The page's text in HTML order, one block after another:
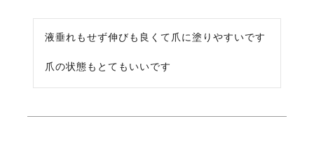
液垂れもせず伸びも良くて爪に塗りやすいです
爪の状態もとてもいいです